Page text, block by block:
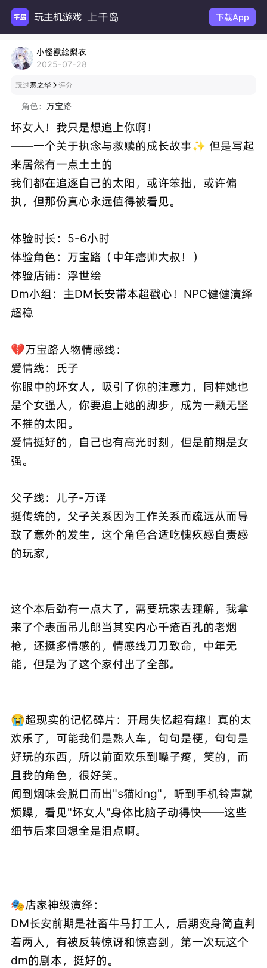
玩主机游戏 上千岛 下载App
小怪獸絵梨衣
2025-07-28
玩过恶之华  评分
角色： 万宝路
坏女人！我只是想追上你啊！
——一个关于执念与救赎的成长故事✨ 但是写起
来居然有一点土土的
我们都在追逐自己的太阳，或许笨拙，或许偏
执，但那份真心永远值得被看见。
体验时长：5-6小时
体验角色：万宝路（中年痞帅大叔！）
体验店铺：浮世绘
Dm小组：主DM长安带本超戳心！NPC健健演绎
超稳
💔万宝路人物情感线：
爱情线：氏子
你眼中的坏女人，吸引了你的注意力，同样她也
是个女强人，你要追上她的脚步，成为一颗无坚
不摧的太阳。
爱情挺好的，自己也有高光时刻，但是前期是女
强。
父子线：儿子-万译
挺传统的，父子关系因为工作关系而疏远从而导
致了意外的发生，这个角色合适吃愧疚感自责感
的玩家，
这个本后劲有一点大了，需要玩家去理解，我拿
来了个表面吊儿郎当其实内心千疮百孔的老烟
枪，还挺多情感的，情感线刀刀致命，中年无
能，但是为了这个家付出了全部。
😭超现实的记忆碎片：开局失忆超有趣！真的太
欢乐了，可能我们是熟人车，句句是梗，句句是
好玩的东西，所以前面欢乐到嗓子疼，笑的，而
且我的角色，很好笑。
闻到烟味会脱口而出"s猫king"，听到手机铃声就
烦躁，看见"坏女人"身体比脑子动得快——这些
细节后来回想全是泪点啊。
🎭店家神级演绎：
DM长安前期是社畜牛马打工人，后期变身简直判
若两人，有被反转惊讶和惊喜到，第一次玩这个
dm的剧本，挺好的。